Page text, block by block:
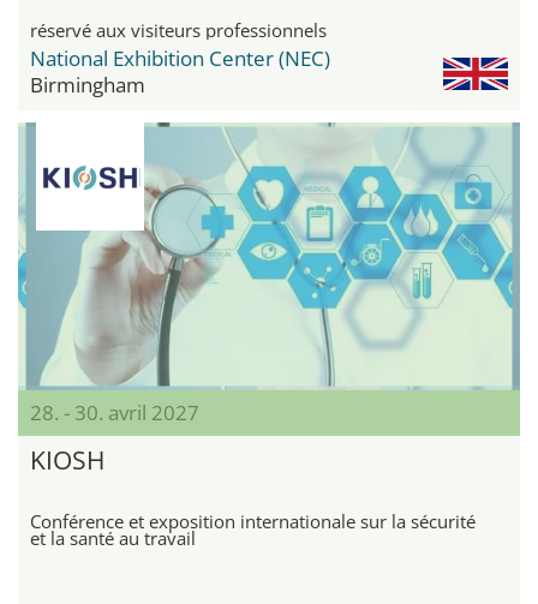
réservé aux visiteurs professionnels
National Exhibition Center (NEC)
Birmingham
28. - 30. avril 2027
KIOSH
Conférence et exposition internationale sur la sécurité
et la santé au travail